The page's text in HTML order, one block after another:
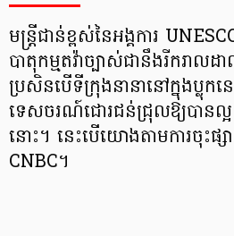
មន្ត្រីជាន់ខ្ពស់នៃអង្គការ
បាតុកម្មតវ៉ាច្បាស់ជានឹងរីករាល
ប្រសិនបើទីក្រុងនានានៅក្នុងប្លុក
ទេសចរណ៍ជោរជន់ជ្រុលឱ្យបានល្
នោះ។ នេះបើយោងតាមការចុះផ្
CNBC។